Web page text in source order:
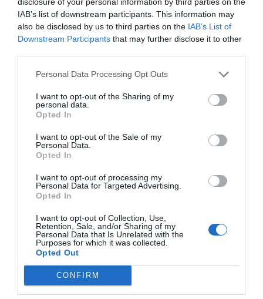
IAB’s list of downstream participants. This information may
also be disclosed by us to third parties on the IAB’s List of
Downstream Participants that may further disclose it to other
Personal Data Processing Opt Outs
I want to opt-out of the Sharing of my
personal data.
Opted In
I want to opt-out of the Sale of my
Personal Data.
Opted In
I want to opt-out of processing my
Personal Data for Targeted Advertising.
Opted In
I want to opt-out of Collection, Use,
Retention, Sale, and/or Sharing of my
Personal Data that Is Unrelated with the
Purposes for which it was collected.
Opted Out
CONFIRM